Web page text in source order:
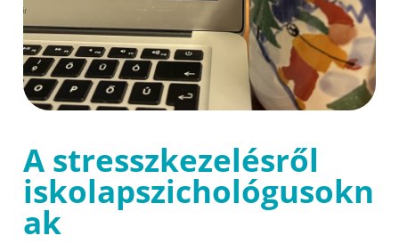
A stresszkezelésről
iskolapszichológusokn
ak